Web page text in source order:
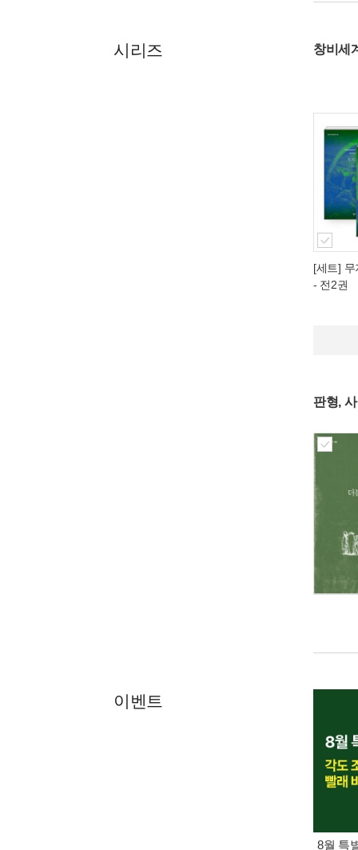
시리즈 창비세
[세트]
- 전2권
판형,
이벤트
8월 특